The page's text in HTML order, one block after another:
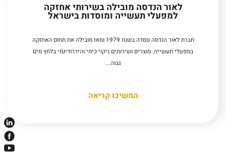
לאור הנדסה מובילה בשירותי אחזקה
למפעלי תעשייה ומוסדות בישראל
חברת לאור הנדסה נוסדה בשנת 1979 ומאז מובילה את תחום האחזקה
במפעלי תעשייה. מוצרים ושירותים ניקוי כימי והידרודינמי בלחץ מים
גבוה...
המשיכו קריאה